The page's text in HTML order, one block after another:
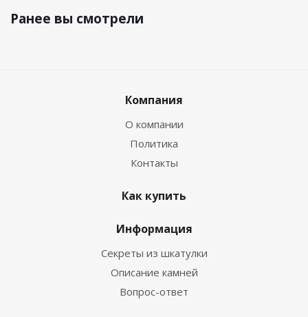
Ранее вы смотрели
Компания
О компании
Политика
Контакты
Как купить
Информация
Секреты из шкатулки
Описание камней
Вопрос-ответ